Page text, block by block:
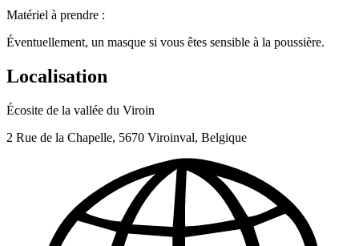
Matériel à prendre :
Éventuellement, un masque si vous êtes sensible à la poussière.
Localisation
Écosite de la vallée du Viroin
2 Rue de la Chapelle, 5670 Viroinval, Belgique